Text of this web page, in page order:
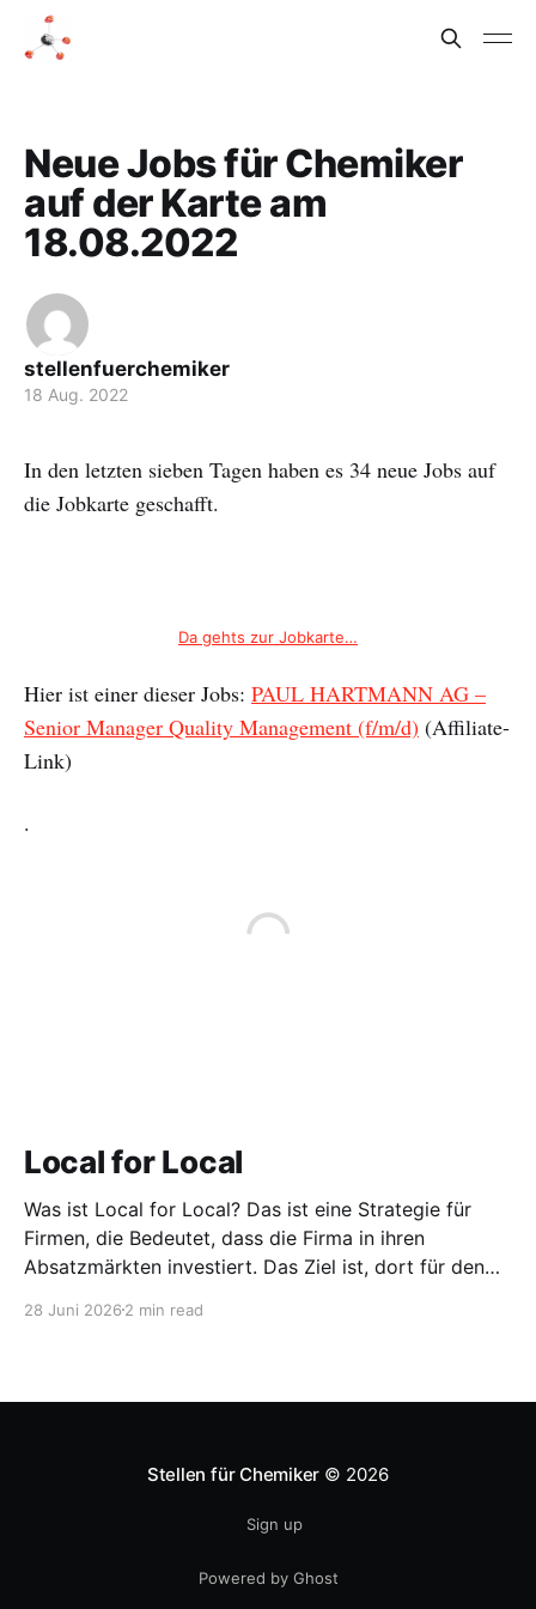
Neue Jobs für Chemiker
auf der Karte am
18.08.2022
stellenfuerchemiker
18 Aug. 2022
In den letzten sieben Tagen haben es 34 neue Jobs auf
die Jobkarte geschafft.
Da gehts zur Jobkarte…
Hier ist einer dieser Jobs: PAUL HARTMANN AG –
Senior Manager Quality Management (f/m/d) (Affiliate-
Link)
.
Local for Local
Was ist Local for Local? Das ist eine Strategie für
Firmen, die Bedeutet, dass die Firma in ihren
Absatzmärkten investiert. Das Ziel ist, dort für den
entwickeln. Diese Strategie ist von Toyota bekannt,
28 Juni 2026 2 min read
Stellen für Chemiker © 2026
Sign up
Powered by Ghost